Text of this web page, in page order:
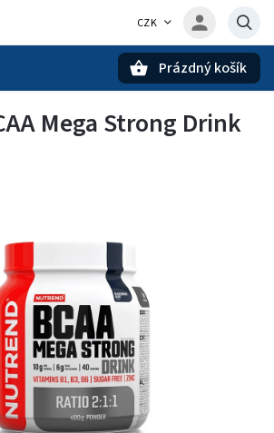
CZK
Prázdný košík
Mega Strong Drink